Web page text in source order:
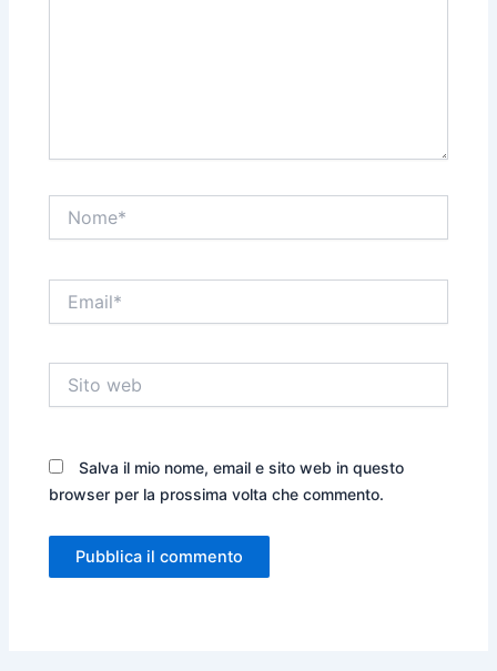
web
Salva il mio nome, email e sito web in questo
browser per la prossima volta che commento.